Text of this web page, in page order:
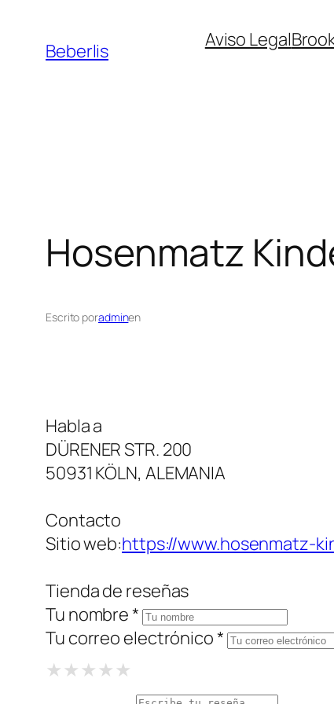
Beberlis Aviso Legal
Hosenmatz
Escrito poradminen
Habla a
DÜRENER STR. 200
50931 KÖLN, ALEMANIA
Contacto
Sitio web:https://www.hosenmatz-
Tienda de reseñas
Tu nombre *
Tu correo electrónico *
★1 Star
★★2 Stars
★★★3 Stars
★★★★4 Stars
★★★★★